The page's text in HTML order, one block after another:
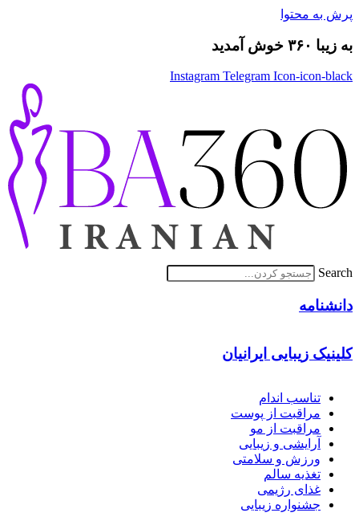
پرش به محتوا
به زیبا ۳۶۰ خوش آمدید
Instagram Telegram Icon-icon-black
Search
دانشنامه
کلینیک زیبایی ایرانیان
تناسب اندام
مراقبت از پوست
مراقبت از مو
آرایشی و زیبایی
ورزش و سلامتی
تغذیه سالم
غذای رژیمی
جشنواره زیبایی